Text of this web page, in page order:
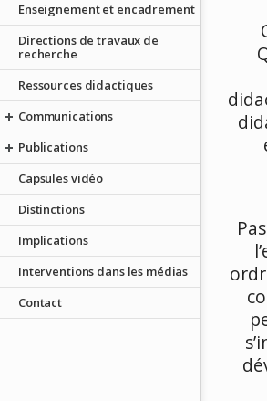
Enseignement et encadrement
Directions de travaux de
recherche
Ressources didactiques
Communications
Publications
Capsules vidéo
Distinctions
Implications
Interventions dans les médias
Contact